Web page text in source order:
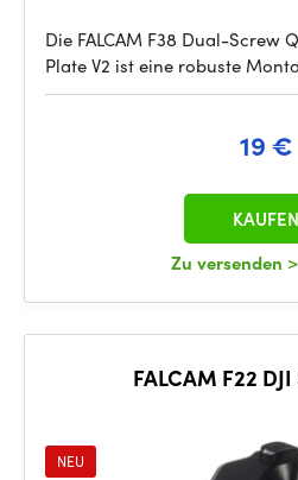
Die FALCAM F38 Dual-Screw
Plate V2 ist eine robuste
19 €
Zu versenden
KAUFEN
FALCAM F22
NEU